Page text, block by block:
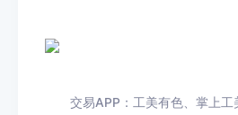
交易APP：工美有色、掌上工